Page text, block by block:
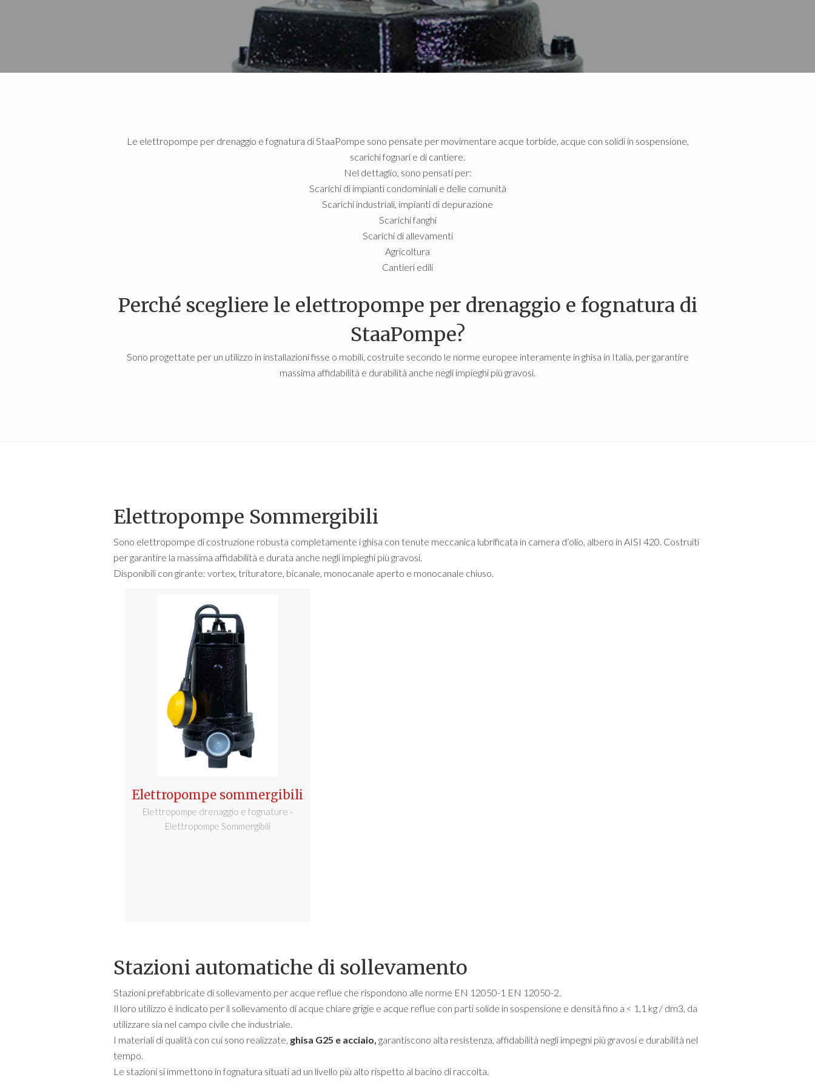
Le elettropompe per drenaggio e fognatura di StaaPompe sono pensate per movimentare acque torbide, acque con solidi in sospensione,
scarichi fognari e di cantiere.
Nel dettaglio, sono pensati per:
Scarichi di impianti condominiali e delle comunità
Scarichi industriali, impianti di depurazione
Scarichi fanghi
Scarichi di allevamenti
Agricoltura
Cantieri edili
Perché scegliere le elettropompe per drenaggio e fognatura di
StaaPompe?
Sono progettate per un utilizzo in installazioni fisse o mobili, costruite secondo le norme europee interamente in ghisa in Italia, per garantire
massima affidabilità e durabilità anche negli impieghi più gravosi.
Elettropompe Sommergibili
Sono elettropompe di costruzione robusta completamente i ghisa con tenute meccanica lubrificata in camera d’olio, albero in AISI 420. Costruiti
per garantire la massima affidabilità e durata anche negli impieghi più gravosi.
Disponibili con girante: vortex, trituratore, bicanale, monocanale aperto e monocanale chiuso.
Elettropompe sommergibili
Elettropompe drenaggio e fognature -
Elettropompe Sommergibili
Stazioni automatiche di sollevamento
Stazioni prefabbricate di sollevamento per acque reflue che rispondono alle norme EN 12050-1 EN 12050-2.
Il loro utilizzo è indicato per il sollevamento di acque chiare grigie e acque reflue con parti solide in sospensione e densità fino a < 1,1 kg / dm3, da
utilizzare sia nel campo civile che industriale.
I materiali di qualità con cui sono realizzate, ghisa G25 e acciaio, garantiscono alta resistenza, affidabilità negli impegni più gravosi e durabilità nel
tempo.
Le stazioni si immettono in fognatura situati ad un livello più alto rispetto al bacino di raccolta.